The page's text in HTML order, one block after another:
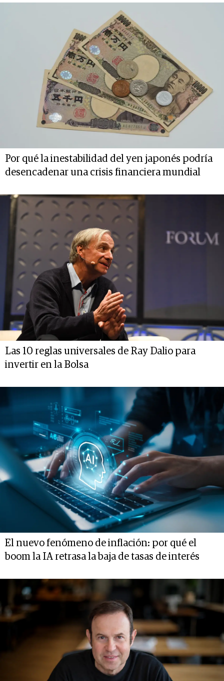
Por qué la inestabilidad del yen japonés podría
desencadenar una crisis financiera mundial
Las 10 reglas universales de Ray Dalio para
invertir en la Bolsa
El nuevo fenómeno de inflación: por qué el
boom la IA retrasa la baja de tasas de interés